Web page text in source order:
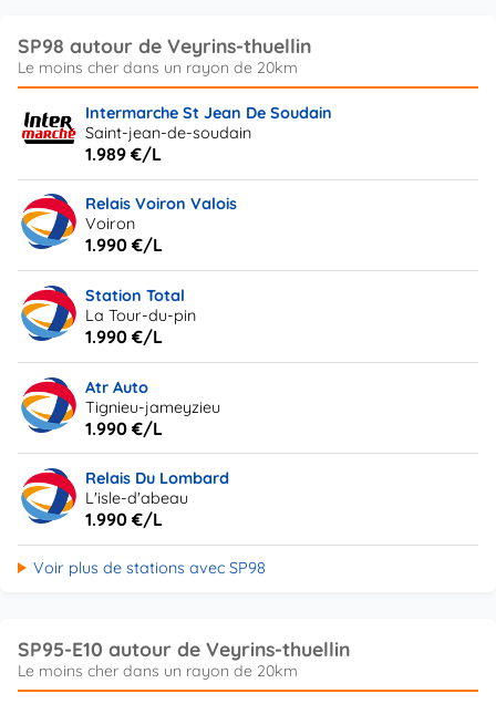
SP98 autour de Veyrins-thuellin
Intermarche St Jean De Soudain
Saint-jean-de-soudain
1.989 €/L
Relais Voiron Valois
Voiron
1.990 €/L
Station Total
La Tour-du-pin
1.990 €/L
Atr Auto
Tignieu-jameyzieu
1.990 €/L
Relais Du Lombard
L'isle-d'abeau
1.990 €/L
Voir plus de stations avec SP98
SP95-E10 autour de Veyrins-thuellin